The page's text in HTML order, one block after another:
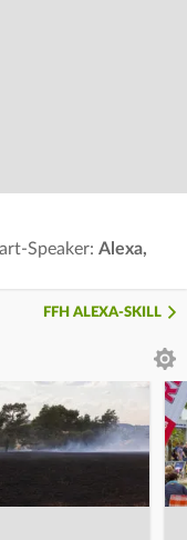
Speaker: Alexa,
FFH ALEXA-SKILL